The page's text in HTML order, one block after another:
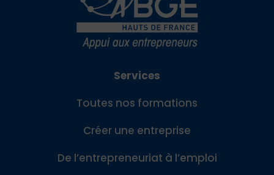
Services
Toutes nos formations
Créer une entreprise
De l’entrepreneuriat à l’emploi